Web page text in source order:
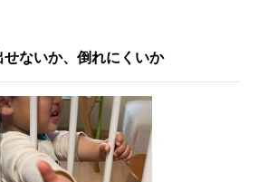
ないか、倒れにくいか